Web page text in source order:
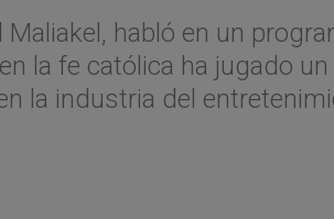
Maliakel, habló en un
la fe católica ha jugado un
la industria del